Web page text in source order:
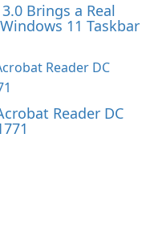
Brings a Real
11 Taskbar
Reader DC